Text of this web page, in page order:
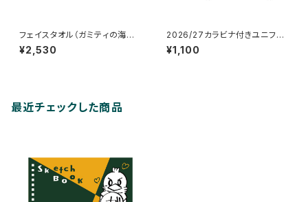
フェイスタオル（ガミティの海あ
そび）
¥2,530
2026/27カラビナ付きユニフォ
ームラバーキーホルダー
¥1,100
最近チェックした商品